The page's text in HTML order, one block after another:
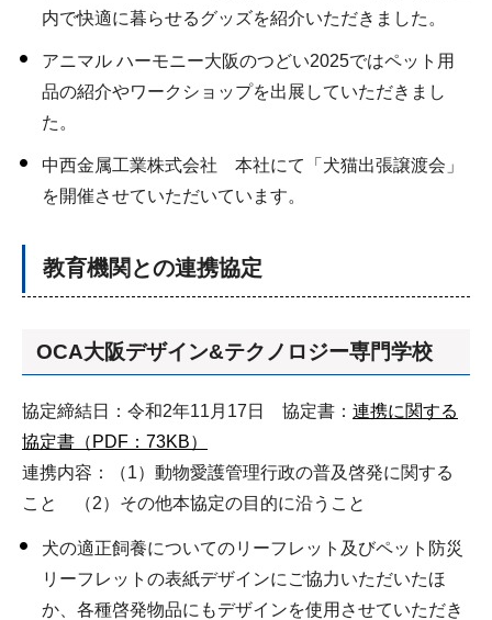
内で快適に暮らせるグッズを紹介いただきました。
アニマル ハーモニー大阪のつどい2025ではペット用
品の紹介やワークショップを出展していただきまし
た。
中西金属工業株式会社 本社にて「犬猫出張譲渡会」
を開催させていただいています。
教育機関との連携協定
OCA大阪デザイン&テクノロジー専門学校
協定締結日：令和2年11月17日 協定書： 連携に関する
協定書（PDF：73KB）
連携内容：（1）動物愛護管理行政の普及啓発に関する
こと （2）その他本協定の目的に沿うこと
犬の適正飼養についてのリーフレット及びペット防災
リーフレットの表紙デザインにご協力いただいたほ
か、各種啓発物品にもデザインを使用させていただき